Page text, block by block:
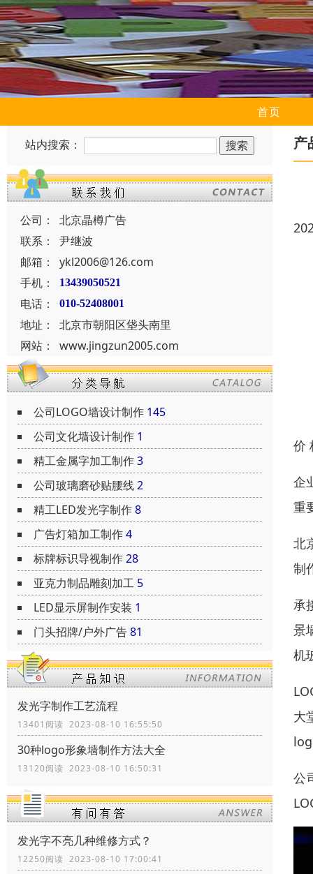
首页
站内搜索：
公司：
北京晶樽广告
联系：
尹继波
邮箱：
ykl2006@126.com
手机：
13439050521
电话： 010-52408001
地址：
北京市朝阳区垡头南里
网站：
www.jingzun2005.com
公司LOGO墙设计制作 145
公司文化墙设计制作 1
精工金属字加工制作3
公司玻璃磨砂贴腰线2
精工LED发光字制作8
广告灯箱加工制作4
标牌标识导视制作28
亚克力制品雕刻加工 5
LED显示屏制作安装 1
门头招牌/户外广告81
发光字制作工艺流程
13401阅读 2023-08-10 16:55:50
30种logo形象墙制作方法大全
13120阅读 2023-08-10 16:50:31
发光字不亮几种维修方式？
12250阅读 2023-08-10 17:00:41
产
价
企
重
北
制
承
景
机
大
公